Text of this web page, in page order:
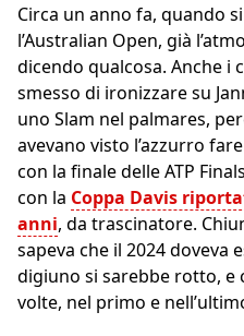
Circa un anno fa, quando
l’Australian Open, già
dicendo qualcosa. Anche i
smesso di ironizzare su
uno Slam nel palmares,
avevano visto l’azzurro
con la finale delle ATP
con la Coppa Davis
anni, da trascinatore.
sapeva che il 2024 doveva
digiuno si sarebbe rotto, e
volte, nel primo e